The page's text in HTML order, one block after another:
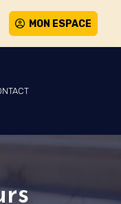
MON ESPACE